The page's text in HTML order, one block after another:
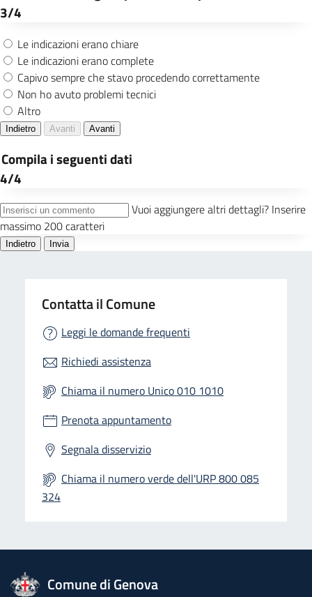
Contatta il Comune
Leggi le domande frequenti
Richiedi assistenza
Chiama il numero Unico 010 1010
Prenota appuntamento
Segnala disservizio
Chiama il numero verde dell'URP 800 085
324
logo Unione Europea
Comune di Genova